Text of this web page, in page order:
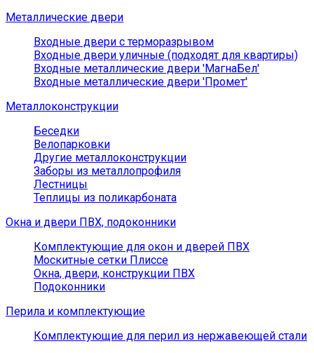
Металлические двери
Входные двери с терморазрывом
Входные двери уличные (подходят для квартиры)
Входные металлические двери 'МагнаБел'
Входные металлические двери 'Промет'
Металлоконструкции
Беседки
Велопарковки
Другие металлоконструкции
Заборы из металлопрофиля
Лестницы
Теплицы из поликарбоната
Окна и двери ПВХ, подоконники
Комплектующие для окон и дверей ПВХ
Москитные сетки Плиссе
Окна, двери, конструкции ПВХ
Подоконники
Перила и комплектующие
Комплектующие для перил из нержавеющей стали